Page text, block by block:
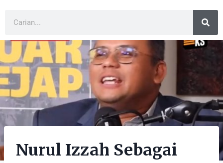
Nurul Izzah Sebagai